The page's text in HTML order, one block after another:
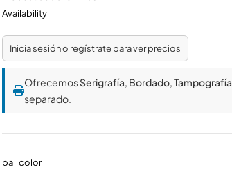
Availability
Inicia sesión o regístrate para ver precios
OfrecemosSerigrafía, Bordado,Tampografía
separado.
pa_color